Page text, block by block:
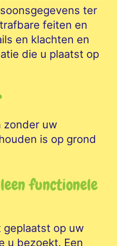
ter
feiten en
en klachten en
die u plaatst op
zonder uw
is op grond
functionele
op uw
u bezoekt. Een